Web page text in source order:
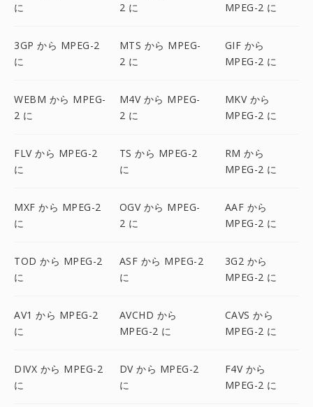
に
2 に
MPEG-2 に
3GP から MPEG-2
に
MTS から MPEG-
2 に
GIF から
MPEG-2 に
WEBM から MPEG-
2 に
M4V から MPEG-
2 に
MKV から
MPEG-2 に
FLV から MPEG-2
に
TS から MPEG-2
に
RM から
MPEG-2 に
MXF から MPEG-2
に
OGV から MPEG-
2 に
AAF から
MPEG-2 に
TOD から MPEG-2
に
ASF から MPEG-2
に
3G2 から
MPEG-2 に
AV1 から MPEG-2
に
AVCHD から
MPEG-2 に
CAVS から
MPEG-2 に
DIVX から MPEG-2
に
DV から MPEG-2
に
F4V から
MPEG-2 に